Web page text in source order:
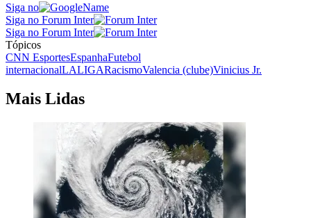
Siga no
Siga no Forum Inter
Siga no Forum Inter
Tópicos
CNN EsportesEspanhaFutebol
internacionalLALIGARacismoValencia (clube)Vinicius Jr.
Mais Lidas